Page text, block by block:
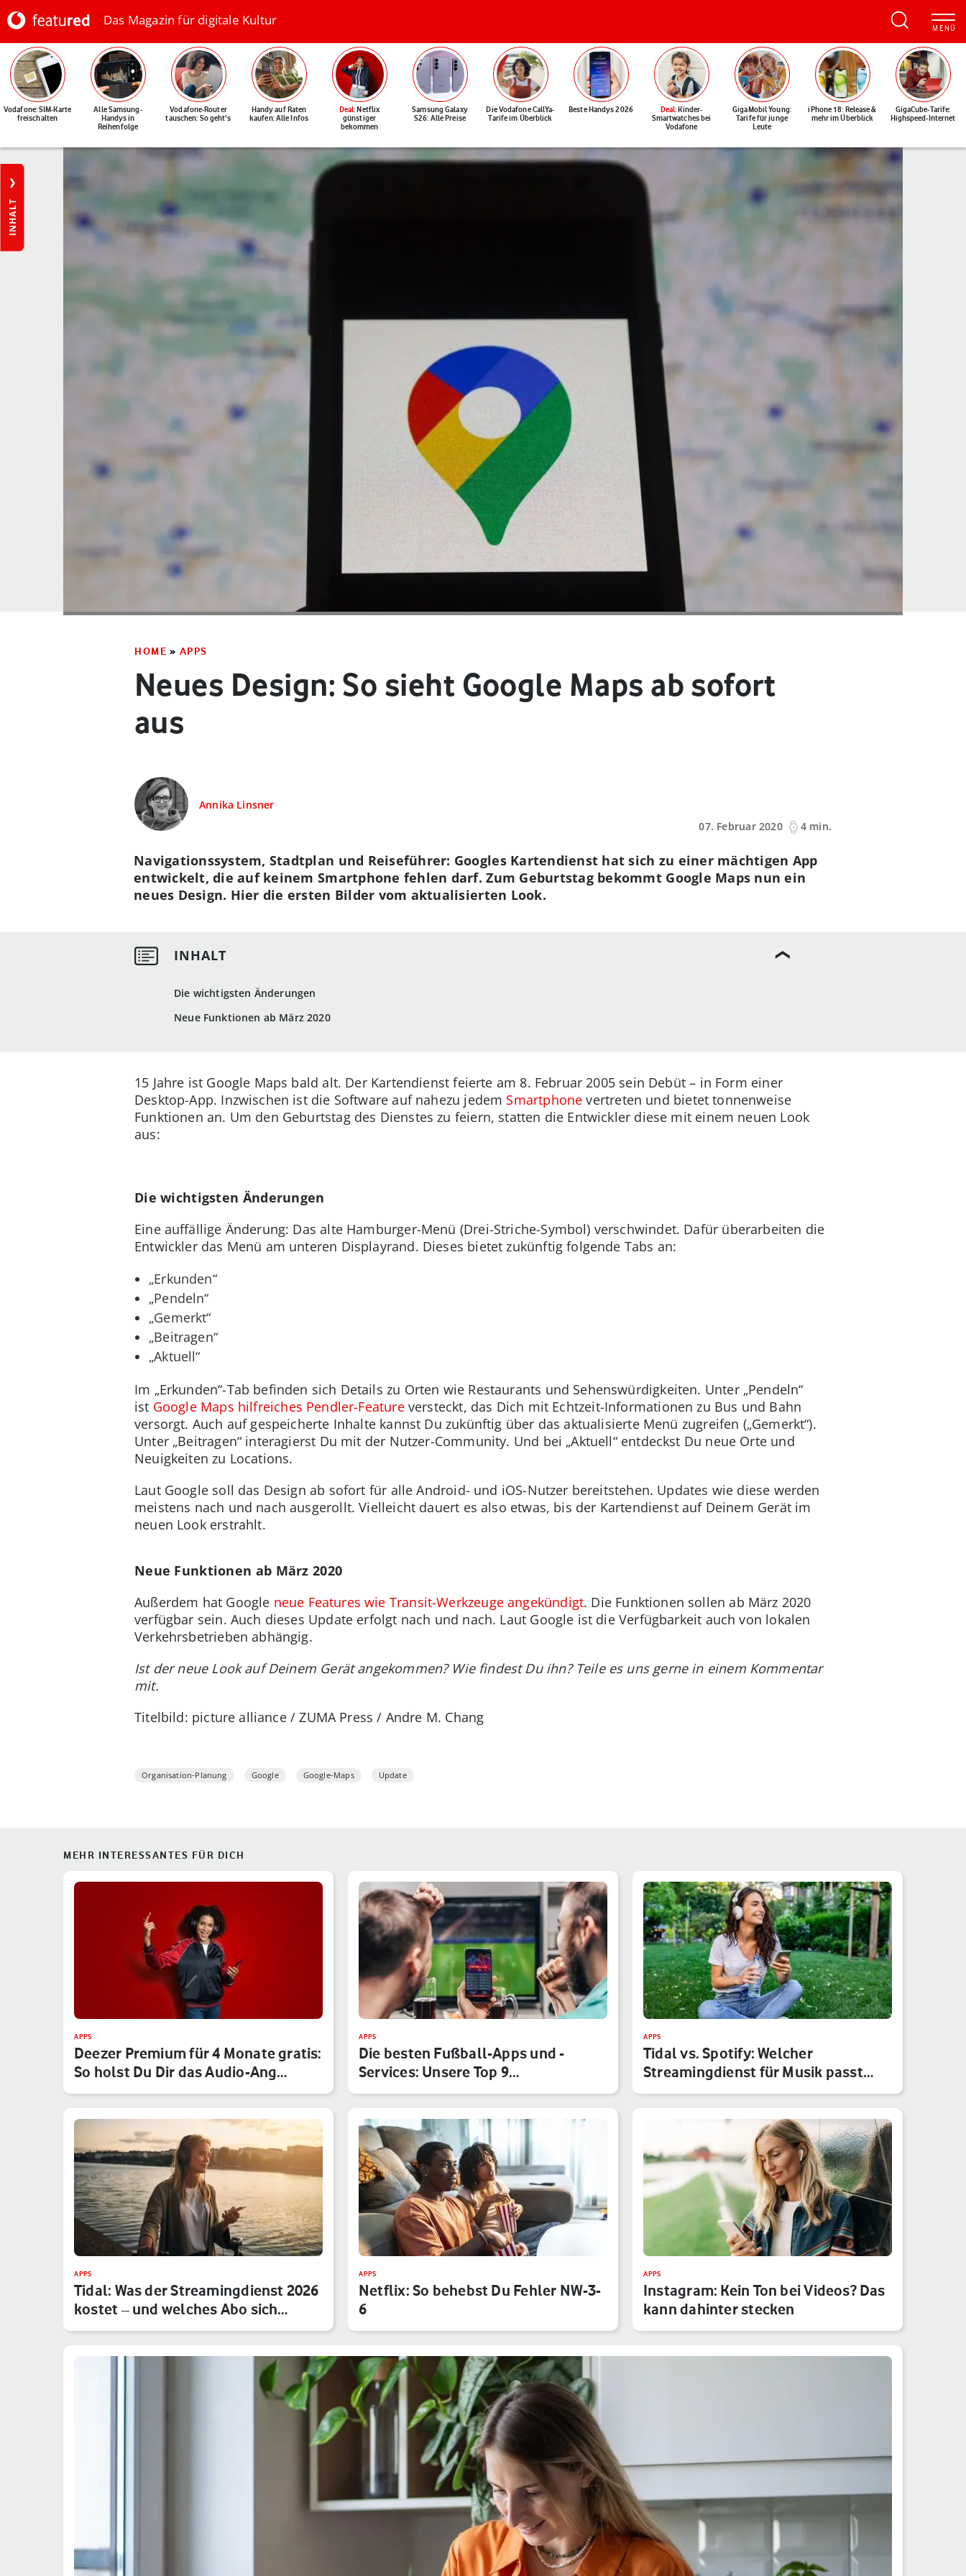
Das Magazin für digitale Kultur
Vodafone: SIM-Karte
freischalten
Alle Samsung-
Handys in
Reihenfolge
Vodafone-Router
tauschen: So geht's
Handy auf Raten
kaufen: Alle Infos
Deal: Netflix
günstiger
bekommen
Samsung Galaxy
S26: Alle Preise
Die Vodafone CallYa-
Tarife im Überblick
Beste Handys 2026 Deal: Kinder-
Smartwatches bei
Vodafone
GigaMobil Young:
Tarife für junge
Leute
iPhone 18: Release &
mehr im Überblick
GigaCube-Tarife:
Highspeed-Internet
INHALT
HOME » APPS
Neues Design: So sieht Google Maps ab sofort
aus
Annika Linsner
07. Februar 2020
4 min.
Die wichtigsten Änderungen
Neue Funktionen ab März 2020
Navigationssystem, Stadtplan und Reiseführer: Googles Kartendienst hat sich zu einer mächtigen App
entwickelt, die auf keinem Smartphone fehlen darf. Zum Geburtstag bekommt Google Maps nun ein
neues Design. Hier die ersten Bilder vom aktualisierten Look.
15 Jahre ist Google Maps bald alt. Der Kartendienst feierte am 8. Februar 2005 sein Debüt – in Form einer
Desktop-App. Inzwischen ist die Software auf nahezu jedem Smartphone vertreten und bietet tonnenweise
Funktionen an. Um den Geburtstag des Dienstes zu feiern, statten die Entwickler diese mit einem neuen Look
aus:
Die wichtigsten Änderungen
Eine auffällige Änderung: Das alte Hamburger-Menü (Drei-Striche-Symbol) verschwindet. Dafür überarbeiten die
Entwickler das Menü am unteren Displayrand. Dieses bietet zukünftig folgende Tabs an:
„Erkunden“
„Pendeln“
„Gemerkt“
„Beitragen“
„Aktuell“
Im „Erkunden“-Tab befinden sich Details zu Orten wie Restaurants und Sehenswürdigkeiten. Unter „Pendeln“
ist Google Maps hilfreiches Pendler-Featureversteckt, das Dich mit Echtzeit-Informationen zu Bus und Bahn
versorgt. Auch auf gespeicherte Inhalte kannst Du zukünftig über das aktualisierte Menü zugreifen („Gemerkt“).
Unter „Beitragen“ interagierst Du mit der Nutzer-Community. Und bei „Aktuell“ entdeckst Du neue Orte und
Neuigkeiten zu Locations.
Laut Google soll das Design ab sofort für alle Android- und iOS-Nutzer bereitstehen. Updates wie diese werden
meistens nach und nach ausgerollt. Vielleicht dauert es also etwas, bis der Kartendienst auf Deinem Gerät im
neuen Look erstrahlt.
Neue Funktionen ab März 2020
Außerdem hat Google neue Features wie Transit-Werkzeuge angekündigt. Die Funktionen sollen ab März 2020
verfügbar sein. Auch dieses Update erfolgt nach und nach. Laut Google ist die Verfügbarkeit auch von lokalen
Verkehrsbetrieben abhängig.
Ist der neue Look auf Deinem Gerät angekommen? Wie findest Du ihn? Teile es uns gerne in einem Kommentar
mit.
Titelbild: picture alliance / ZUMA Press / Andre M. Chang
Organisation-Planung Google Google-Maps Update
MEHR INTERESSANTES FÜR DICH
APPS
Deezer Premium für 4 Monate gratis:
So holst Du Dir das Audio-Ang…
APPS
Die besten Fußball-Apps und -
Services: Unsere Top 9
Anwendungen f…
APPS
Tidal vs. Spotify: Welcher
Streamingdienst für Musik passt
besser…
APPS
Tidal: Was der Streamingdienst 2026
kostet – und welches Abo sich…
APPS
Netflix: So behebst Du Fehler NW-3-
6
APPS
Instagram: Kein Ton bei Videos? Das
kann dahinter stecken